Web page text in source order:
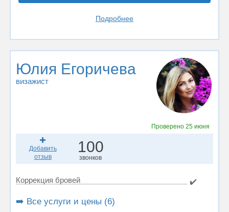
Подробнее
Юлия Егоричева
визажист
Проверено 25 июня
Добавить
отзыв
100
звонков
Коррекция бровей ✔️
➡️ Все услуги и цены (6)